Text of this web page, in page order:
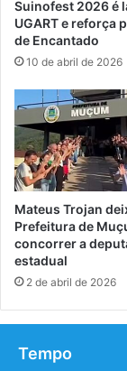
Suinofest 2026 é
UGART e reforça
de Encantado
10 de abril de 2026
Mateus Trojan
Prefeitura de
concorrer a
estadual
2 de abril de 2026
Tempo